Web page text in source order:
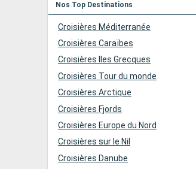
Nos Top Destinations
Croisières Méditerranée
Croisières Caraïbes
Croisières Iles Grecques
Croisières Tour du monde
Croisières Arctique
Croisières Fjords
Croisières Europe du Nord
Croisières sur le Nil
Croisières Danube